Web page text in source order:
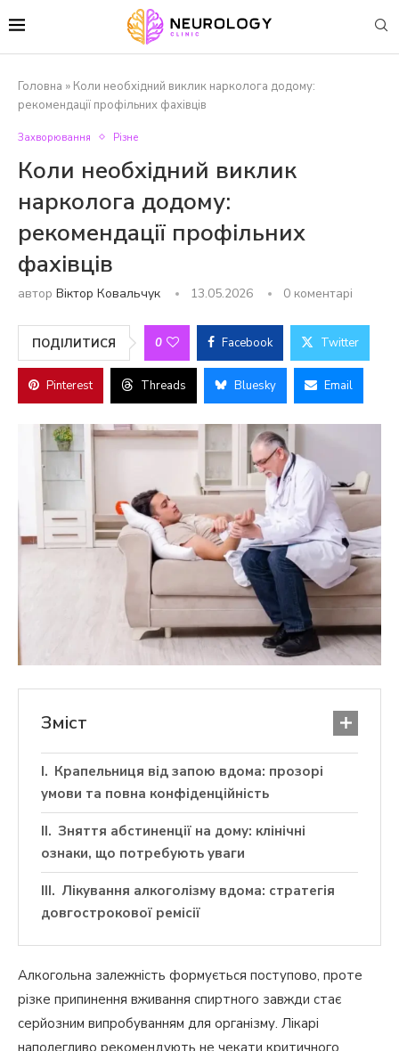
Головна » Коли необхідний виклик нарколога додому:
рекомендації профільних фахівців
Захворювання Різне
Коли необхідний виклик
нарколога додому:
рекомендації профільних
фахівців
автор Віктор Ковальчук 13.05.2026 0 коментарі
ПОДІЛИТИСЯ 0 Facebook Twitter
Pinterest Threads Bluesky Email
Зміст
Крапельниця від запою вдома: прозорі
умови та повна конфіденційність
Зняття абстиненції на дому: клінічні
ознаки, що потребують уваги
Лікування алкоголізму вдома: стратегія
довгострокової ремісії
Алкогольна залежність формується поступово, проте
різке припинення вживання спиртного завжди стає
серйозним випробуванням для організму. Лікарі
наполегливо рекомендують не чекати критичного